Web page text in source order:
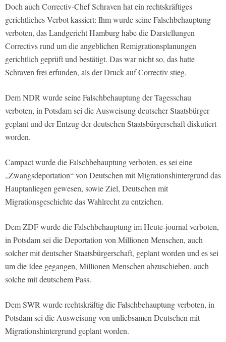
Doch auch Correctiv-Chef Schraven hat ein rechtskräftiges
gerichtliches Verbot kassiert: Ihm wurde seine Falschbehauptung
verboten, das Landgericht Hamburg habe die Darstellungen
Correctivs rund um die angeblichen Remigrationsplanungen
gerichtlich geprüft und bestätigt. Das war nicht so, das hatte
Schraven frei erfunden, als der Druck auf Correctiv stieg.
Dem NDR wurde seine Falschbehauptung der Tagesschau
verboten, in Potsdam sei die Ausweisung deutscher Staatsbürger
geplant und der Entzug der deutschen Staatsbürgerschaft diskutiert
worden.
Campact wurde die Falschbehauptung verboten, es sei eine
„Zwangsdeportation“ von Deutschen mit Migrationshintergrund das
Hauptanliegen gewesen, sowie Ziel, Deutschen mit
Migrationsgeschichte das Wahlrecht zu entziehen.
Dem ZDF wurde die Falschbehauptung im Heute-journal verboten,
in Potsdam sei die Deportation von Millionen Menschen, auch
solcher mit deutscher Staatsbürgerschaft, geplant worden und es sei
um die Idee gegangen, Millionen Menschen abzuschieben, auch
solche mit deutschem Pass.
Dem SWR wurde rechtskräftig die Falschbehauptung verboten, in
Potsdam sei die Ausweisung von unliebsamen Deutschen mit
Migrationshintergrund geplant worden.